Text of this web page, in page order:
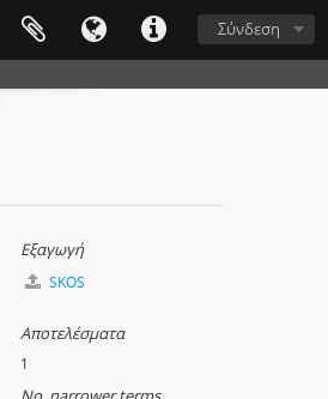
Σύνδεση
Εξαγωγή
SKOS
Αποτελέσματα
1